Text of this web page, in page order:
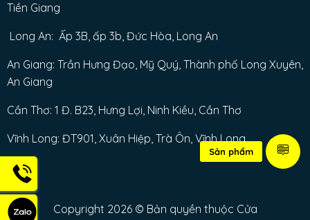
Tiền Giang
Long An: Ấp 3B, ấp 3b, Đức Hòa, Long An
An Giang: Trần Hưng Đạo, Mỹ Quý, Thành phố Long Xuyên,
An Giang
Cần Thơ: 1 Đ. B23, Hưng Lợi, Ninh Kiều, Cần Thơ
Vĩnh Long: ĐT901, Xuân Hiệp, Trà Ôn, Vĩnh Long
Copyright 2026 © Bản quyền thuộc Cửa
Sản phẩm